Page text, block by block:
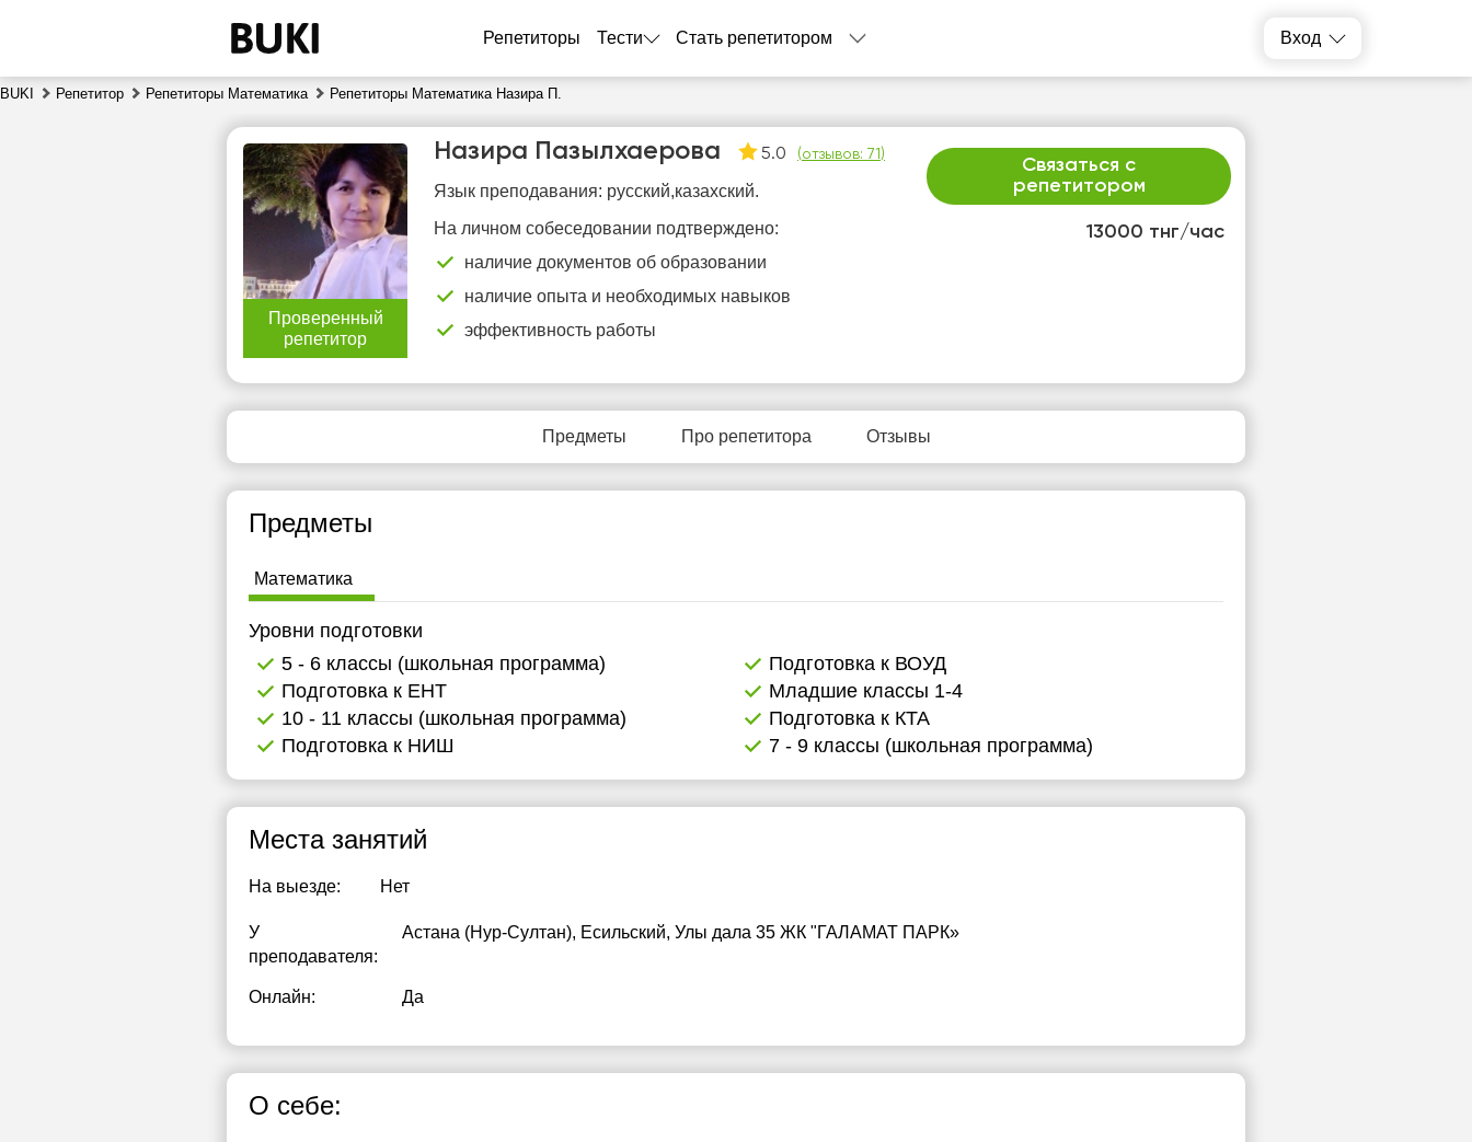
Репетиторы Тести Стать репетитором Вход
BUKI Репетитор Репетиторы Математика Репетиторы Математика Назира П.
Проверенный
репетитор
13000 тнг/час
Связаться с
репетитором
Назира Пазылхаерова 5.0 (отзывов: 71 )
Язык преподавания: русский,казахский.
На личном собеседовании подтверждено:
наличие документов об образовании
наличие опыта и необходимых навыков
эффективность работы
Предметы Про репетитора Отзывы
Предметы
Математика
Уровни подготовки
5 - 6 классы (школьная программа)
Подготовка к ВОУД
Подготовка к ЕНТ
Младшие классы 1-4
10 - 11 классы (школьная программа)
Подготовка к КТА
Подготовка к НИШ
7 - 9 классы (школьная программа)
Места занятий
На выезде: Нет
У
преподавателя:
Астана (Нур-Султан), Есильский, Улы дала 35 ЖК "ГАЛАМАТ ПАРК»
Онлайн: Да
О себе:
сб
8
вс
9
пн
10
вт
Нет
Нет
Нет
Нет
Нет
Нет
Нет